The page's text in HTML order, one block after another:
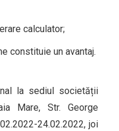
calculator;
constituie un avantaj.
la sediul societății
Mare, Str. George
24.02.2022, joi